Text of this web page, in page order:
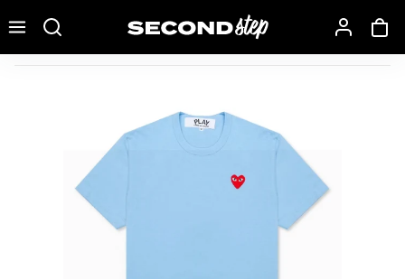
Comme des Garçons Play Pastelle Rouge Emblem T-shirt